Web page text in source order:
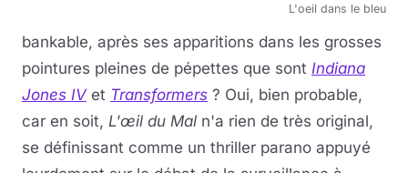
L'oeil dans le bleu
bankable, après ses apparitions dans les grosses
pointures pleines de pépettes que sont Indiana
Jones IVet Transformers ? Oui, bien probable,
car en soit, L'œil du Mal n'a rien de très original,
se définissant comme un thriller parano appuyé